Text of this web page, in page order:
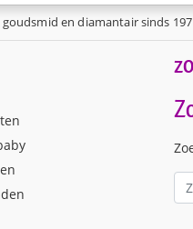
en diamantair sinds